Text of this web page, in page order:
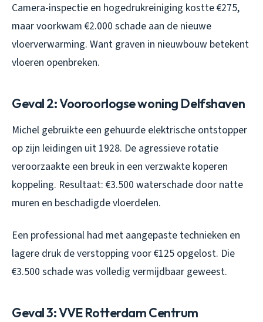
Camera-inspectie en hogedrukreiniging kostte €275,
maar voorkwam €2.000 schade aan de nieuwe
vloerverwarming. Want graven in nieuwbouw betekent
vloeren openbreken.
Geval 2: Vooroorlogse woning Delfshaven
Michel gebruikte een gehuurde elektrische ontstopper
op zijn leidingen uit 1928. De agressieve rotatie
veroorzaakte een breuk in een verzwakte koperen
koppeling. Resultaat: €3.500 waterschade door natte
muren en beschadigde vloerdelen.
Een professional had met aangepaste technieken en
lagere druk de verstopping voor €125 opgelost. Die
€3.500 schade was volledig vermijdbaar geweest.
Geval 3: VVE Rotterdam Centrum